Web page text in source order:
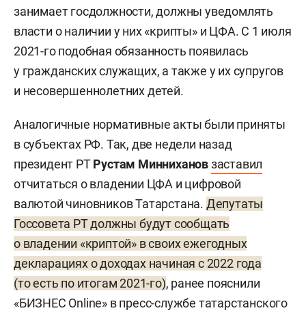
занимает госдолжности, должны уведомлять
власти о наличии у них «крипты» и ЦФА. С 1 июля
2021-го подобная обязанность появилась
у гражданских служащих, а также у их супругов
и несовершеннолетних детей.
Аналогичные нормативные акты были приняты
в субъектах РФ. Так, две недели назад
президент РТРустам Миннихановзаставил
отчитаться о владении ЦФА и цифровой
валютой чиновников Татарстана. Депутаты
Госсовета РТ должны будут сообщать
о владении «криптой» в своих ежегодных
декларациях о доходах начиная с 2022 года
(то есть по итогам 2021-го), ранее пояснили
«БИЗНЕС Online» в пресс-службе татарстанского